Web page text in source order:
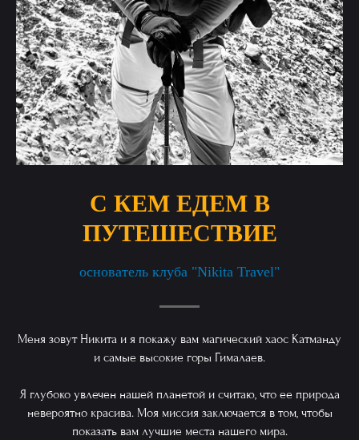
С КЕМ ЕДЕМ В
ПУТЕШЕСТВИЕ
основатель клуба "Nikita Travel"
Меня зовут Никита и я покажу вам магический хаос Катманду
и самые высокие горы Гималаев.
Я глубоко увлечен нашей планетой и считаю, что ее природа
невероятно красива. Моя миссия заключается в том, чтобы
показать вам лучшие места нашего мира.